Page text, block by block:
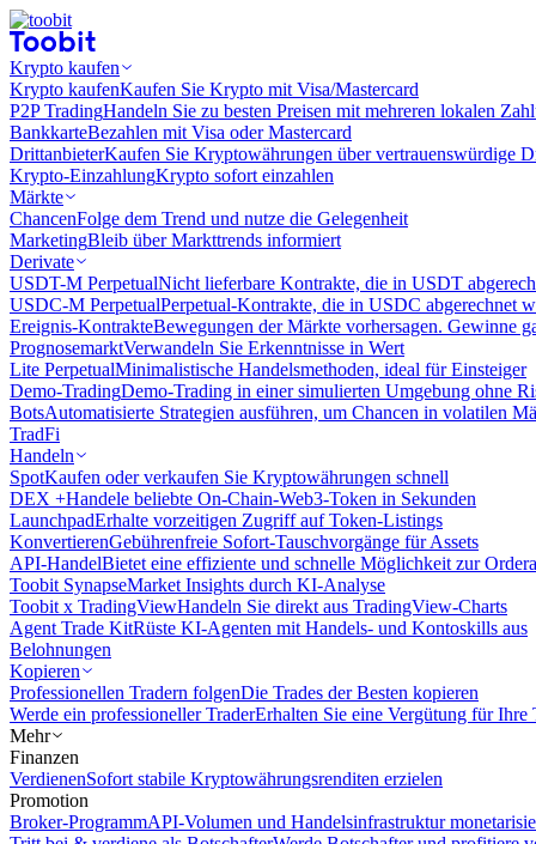
Krypto kaufen
Krypto kaufenKaufen Sie Krypto mit Visa/Mastercard
P2P TradingHandeln Sie zu besten Preisen mit mehreren lokalen
BankkarteBezahlen mit Visa oder Mastercard
DrittanbieterKaufen Sie Kryptowährungen über vertrauenswürdige
Krypto-EinzahlungKrypto sofort einzahlen
Märkte
ChancenFolge dem Trend und nutze die Gelegenheit
MarketingBleib über Markttrends informiert
Derivate
USDT-M PerpetualNicht lieferbare Kontrakte, die in USDT
USDC-M PerpetualPerpetual-Kontrakte, die in USDC abgerechnet
Ereignis-KontrakteBewegungen der Märkte vorhersagen. Gewinne
PrognosemarktVerwandeln Sie Erkenntnisse in Wert
Lite PerpetualMinimalistische Handelsmethoden, ideal für Einsteiger
Demo-TradingDemo-Trading in einer simulierten Umgebung ohne
BotsAutomatisierte Strategien ausführen, um Chancen in volatilen
TradFi
Handeln
SpotKaufen oder verkaufen Sie Kryptowährungen schnell
DEX +Handele beliebte On-Chain-Web3-Token in Sekunden
LaunchpadErhalte vorzeitigen Zugriff auf Token-Listings
KonvertierenGebührenfreie Sofort-Tauschvorgänge für Assets
API-HandelBietet eine effiziente und schnelle Möglichkeit zur
Toobit SynapseMarket Insights durch KI-Analyse
Toobit x TradingViewHandeln Sie direkt aus TradingView-Charts
Agent Trade KitRüste KI-Agenten mit Handels- und Kontoskills aus
Belohnungen
Kopieren
Professionellen Tradern folgenDie Trades der Besten kopieren
Werde ein professioneller TraderErhalten Sie eine Vergütung für Ihre
Mehr
Finanzen
VerdienenSofort stabile Kryptowährungsrenditen erzielen
Promotion
Broker-ProgrammAPI-Volumen und Handelsinfrastruktur